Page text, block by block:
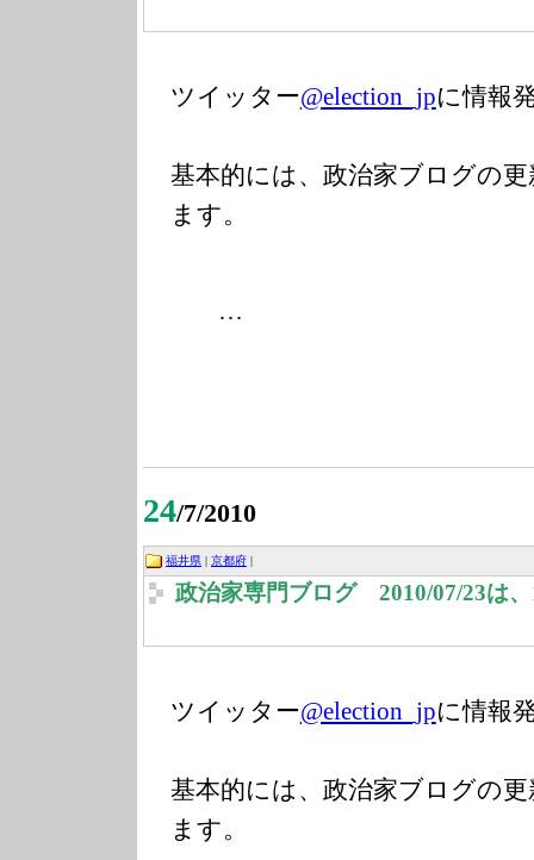
ツイッター@election_jpに情報
基本的には、政治家ブログの
ます。
…
24/7/2010
福井県 京都府
政治家専門ブログ 2010/07/23は
ツイッター@election_jpに情報
基本的には、政治家ブログの
ます。